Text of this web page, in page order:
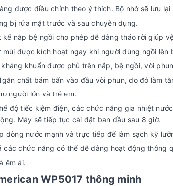
được điều chỉnh theo ý thích. Bộ nhớ sẽ lưu
bị rửa mặt trước và sau chuyên dụng.
kế nắp bệ ngồi cho phép dễ dàng tháo rời giúp
mùi được kích hoạt ngay khi người dùng ngồi lên
kháng khuẩn được phủ trên nắp, bệ ngồi, vòi
chất bám bẩn vào đầu vòi phun, do đó làm
người lớn và trẻ em.
độ tiếc kiệm điện, các chức năng gia nhiệt
Máy sẽ tiếp tục cài đặt ban đầu sau 8 giờ.
dòng nước mạnh và trực tiếp để làm sạch kỹ
các chức năng có thể dễ dàng hoạt động thông
êm ái.
WP5017 thông minh